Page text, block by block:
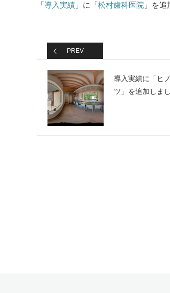
「導入実績 」に「松村歯科医院 」を追
PREV
導入実績に「ヒ
ツ」を追加しま